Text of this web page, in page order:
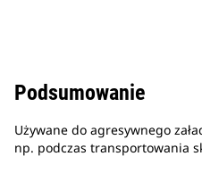
Podsumowanie
Używane do agresywnego
np. podczas transportowania